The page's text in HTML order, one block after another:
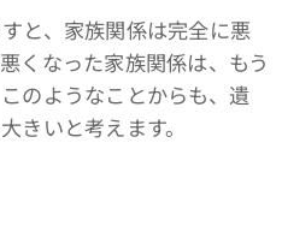
と、家族関係は完全に悪
くなった家族関係は、もう
のようなことからも、遺
きいと考えます。